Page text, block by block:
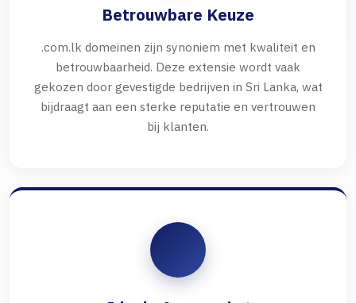
Betrouwbare Keuze
.com.lk domeinen zijn synoniem met kwaliteit en
betrouwbaarheid. Deze extensie wordt vaak
gekozen door gevestigde bedrijven in Sri Lanka, wat
bijdraagt aan een sterke reputatie en vertrouwen
bij klanten.